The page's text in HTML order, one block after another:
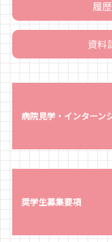
履
資料
病院見学・インターン
奨学生募集要項